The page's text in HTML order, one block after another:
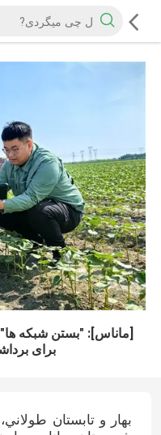
[ماناس]: "بستن شبکه
برای
بهار و تابستان